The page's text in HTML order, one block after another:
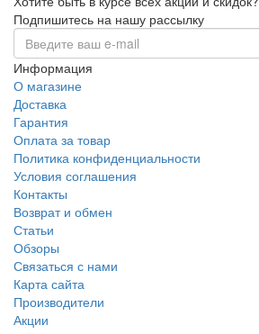
Подпишитесь на нашу рассылку
Информация
О магазине
Доставка
Гарантия
Оплата за товар
Политика конфиденциальности
Условия соглашения
Контакты
Возврат и обмен
Статьи
Обзоры
Связаться с нами
Карта сайта
Производители
Акции